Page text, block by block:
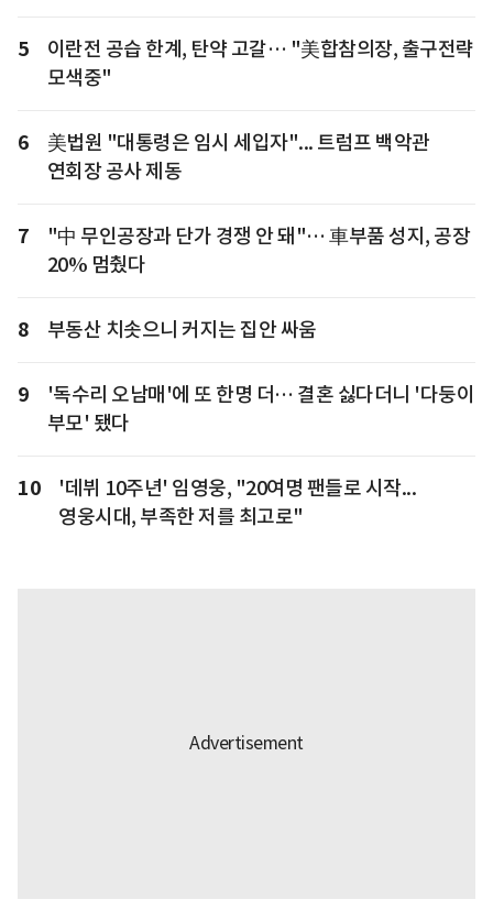
5
이란전 공습 한계, 탄약 고갈… "美합참의장, 출구전략
모색중"
6
美법원 "대통령은 임시 세입자"... 트럼프 백악관
연회장 공사 제동
7
"中 무인공장과 단가 경쟁 안 돼"… 車부품 성지, 공장
20% 멈췄다
8 부동산 치솟으니 커지는 집안 싸움
9
'독수리 오남매'에 또 한명 더… 결혼 싫다더니 '다둥이
부모' 됐다
10
'데뷔 10주년' 임영웅, "20여명 팬들로 시작...
영웅시대, 부족한 저를 최고로"